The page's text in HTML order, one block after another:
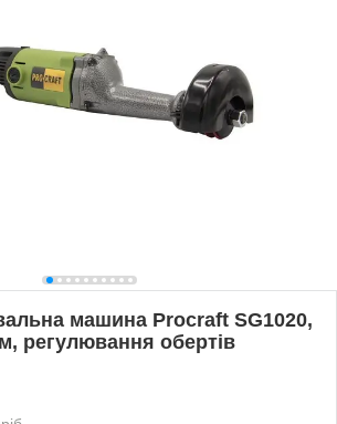
машина Procraft SG1020,
регулювання обертів